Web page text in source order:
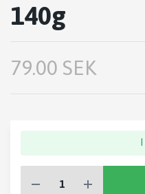
140g
79.00 SEK